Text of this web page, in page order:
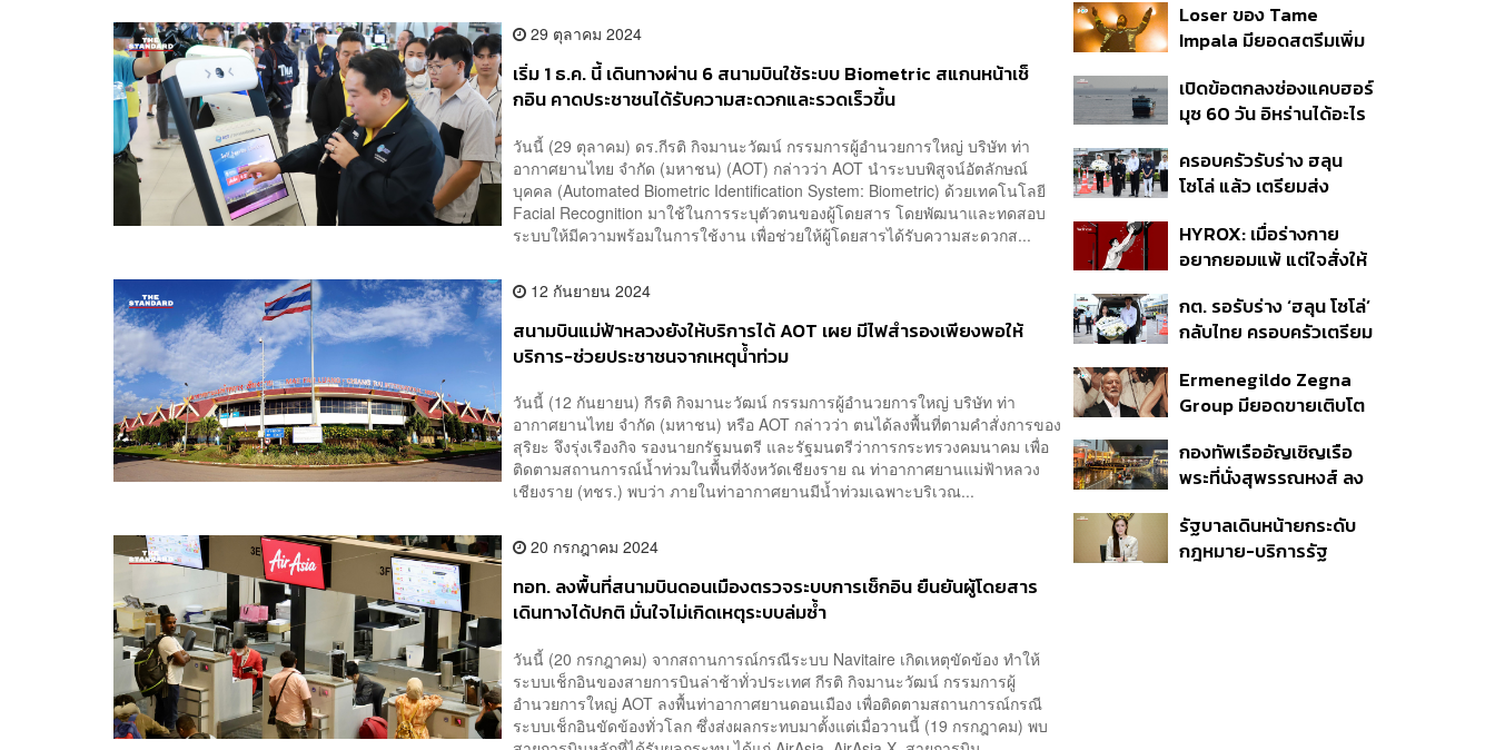
29 ตุลาคม 2024
เริ่ม 1 ธ.ค. นี้ เดินทางผ่าน 6 สนามบินใช้ระบบ Biometric สแกนหน้าเช็
กอิน คาดประชาชนได้รับความสะดวกและรวดเร็วขึ้น
วันนี้ (29 ตุลาคม) ดร.กีรติ กิจมานะวัฒน์ กรรมการผู้อำนวยการใหญ่ บริษัท ท่า
อากาศยานไทย จำกัด (มหาชน) (AOT) กล่าวว่า AOT นำระบบพิสูจน์อัตลักษณ์
บุคคล (Automated Biometric Identification System: Biometric) ด้วยเทคโนโลยี
Facial Recognition มาใช้ในการระบุตัวตนของผู้โดยสาร โดยพัฒนาและทดสอบ
ระบบให้มีความพร้อมในการใช้งาน เพื่อช่วยให้ผู้โดยสารได้รับความสะดวกส...
12 กันยายน 2024
สนามบินแม่ฟ้าหลวงยังให้บริการได้ AOT เผย มีไฟสำรองเพียงพอให้
บริการ-ช่วยประชาชนจากเหตุน้ำท่วม
วันนี้ (12 กันยายน) กีรติ กิจมานะวัฒน์ กรรมการผู้อำนวยการใหญ่ บริษัท ท่า
อากาศยานไทย จำกัด (มหาชน) หรือ AOT กล่าวว่า ตนได้ลงพื้นที่ตามคำสั่งการของ
สุริยะ จึงรุ่งเรืองกิจ รองนายกรัฐมนตรี และรัฐมนตรีว่าการกระทรวงคมนาคม เพื่อ
ติดตามสถานการณ์น้ำท่วมในพื้นที่จังหวัดเชียงราย ณ ท่าอากาศยานแม่ฟ้าหลวง
เชียงราย (ทชร.) พบว่า ภายในท่าอากาศยานมีน้ำท่วมเฉพาะบริเวณ...
20 กรกฎาคม 2024
ทอท. ลงพื้นที่สนามบินดอนเมืองตรวจระบบการเช็กอิน ยืนยันผู้โดยสาร
เดินทางได้ปกติ มั่นใจไม่เกิดเหตุระบบล่มซ้ำ
วันนี้ (20 กรกฎาคม) จากสถานการณ์กรณีระบบ Navitaire เกิดเหตุขัดข้อง ทำให้
ระบบเช็กอินของสายการบินล่าช้าทั่วประเทศ กีรติ กิจมานะวัฒน์ กรรมการผู้
อำนวยการใหญ่ AOT ลงพื้นท่าอากาศยานดอนเมือง เพื่อติดตามสถานการณ์กรณี
ระบบเช็กอินขัดข้องทั่วโลก ซึ่งส่งผลกระทบมาตั้งแต่เมื่อวานนี้ (19 กรกฎาคม) พบ
40% เตือนผู้ฝ่าฝืนเจอขั้น
เด็ดขาด
Loser ของ Tame
Impala มียอดสตรีมเพิ่ม
ประกอบ Spider-Man
เปิดข้อตกลงช่องแคบฮอร์
มุซ 60 วัน อิหร่านได้อะไร
ครอบครัวรับร่าง ฮลุน
โซโล่ แล้ว เตรียมส่ง
ชีวิต
HYROX: เมื่อร่างกาย
อยากยอมแพ้ แต่ใจสั่งให้
Self-Commitment ที่น่า
ลอง
กต. รอรับร่าง ‘ฮลุน โซโล่’
กลับไทย ครอบครัวเตรียม
Ermenegildo Zegna
Group มียอดขายเติบโต
ของปีนี้
กองทัพเรืออัญเชิญเรือ
พระที่นั่งสุพรรณหงส์ ลง
พยุหยาตราทางชลมารค ปี
2569
รัฐบาลเดินหน้ายกระดับ
กฎหมาย-บริการรัฐ